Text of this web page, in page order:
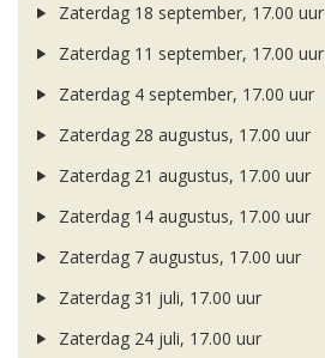
Zaterdag 18 september, 17.00 uur
Zaterdag 11 september, 17.00 uur
Zaterdag 4 september, 17.00 uur
Zaterdag 28 augustus, 17.00 uur
Zaterdag 21 augustus, 17.00 uur
Zaterdag 14 augustus, 17.00 uur
Zaterdag 7 augustus, 17.00 uur
Zaterdag 31 juli, 17.00 uur
Zaterdag 24 juli, 17.00 uur